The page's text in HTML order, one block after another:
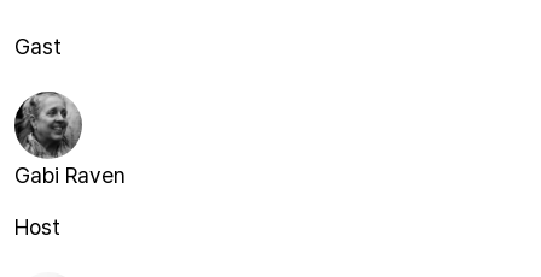
Gast
Gabi Raven
Host